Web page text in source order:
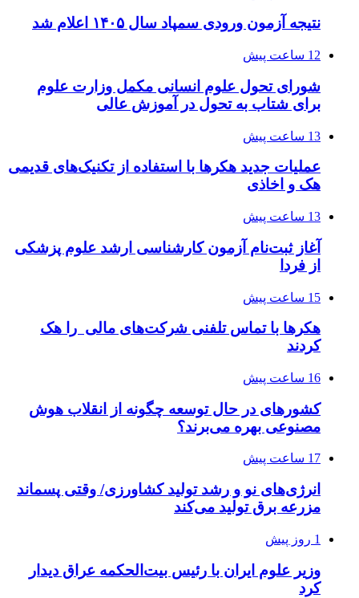
نتیجه آزمون ورودی سمپاد سال ۱۴۰۵ اعلام شد
12 ساعت پیش
شورای تحول علوم انسانی مکمل وزارت علوم
برای شتاب به تحول در آموزش عالی
13 ساعت پیش
عملیات جدید هکرها با استفاده از تکنیک‌های قدیمی
هک و اخاذی
13 ساعت پیش
آغاز ثبت‌نام‌ آزمون کارشناسی ارشد علوم پزشکی
از فردا
15 ساعت پیش
هکرها با تماس تلفنی شرکت‌های مالی را هک
کردند
16 ساعت پیش
کشورهای در حال توسعه چگونه از انقلاب هوش
مصنوعی بهره می‌برند؟
17 ساعت پیش
انرژی‌های نو و رشد تولید کشاورزی/ وقتی پسماند
مزرعه‌ برق تولید می‌کند
1 روز پیش
وزیر علوم ایران با رئیس بیت‌الحکمه عراق دیدار
کرد